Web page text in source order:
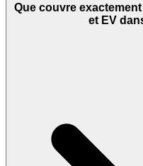
Que couvre
et EV